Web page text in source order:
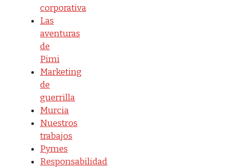
corporativa
Las
aventuras
de
Pimi
Marketing
de
guerrilla
Murcia
Nuestros
trabajos
Pymes
Responsabilidad